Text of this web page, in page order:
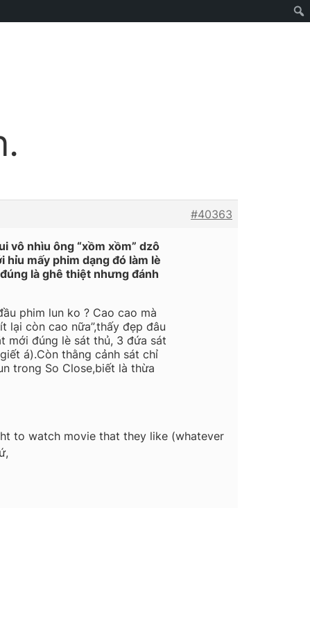
#40363
vô nhìu ông “xồm xồm” dzô
mấy phim dạng đó làm lè
là ghê thiệt nhưng đánh
phim lun ko ? Cao cao mà
lại còn cao nữa”,thấy đẹp đâu
mới đúng lè sát thủ, 3 đứa sát
á).Còn thằng cảnh sát chỉ
trong So Close,biết là thừa
to watch movie that they like (whatever